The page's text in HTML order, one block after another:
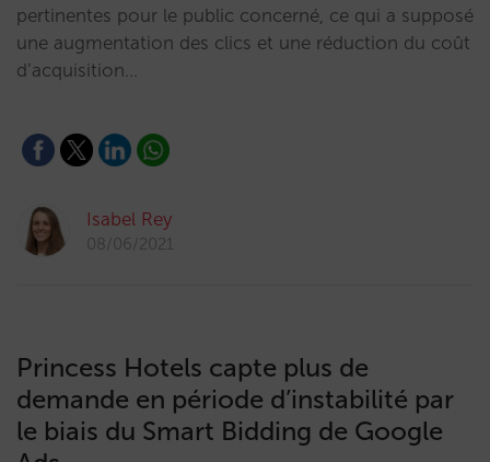
pertinentes pour le public concerné, ce qui a supposé
une augmentation des clics et une réduction du coût
d’acquisition…
Isabel Rey
08/06/2021
Princess Hotels capte plus de
demande en période d’instabilité par
le biais du Smart Bidding de Google